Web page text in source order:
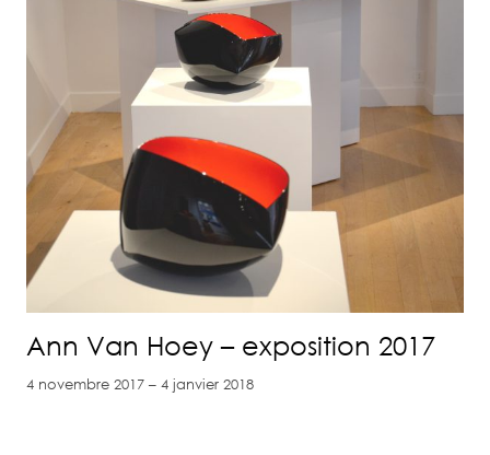
Ann Van Hoey – exposition 2017
4 novembre 2017 – 4 janvier 2018